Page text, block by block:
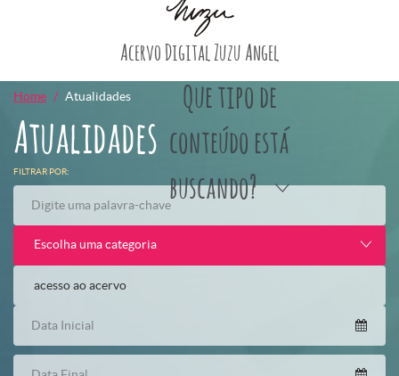
Acervo Digital Zuzu Angel
Que tipo de
conteúdo está
buscando?
Home Atualidades
Atualidades
FILTRAR POR:
Escolha uma categoria